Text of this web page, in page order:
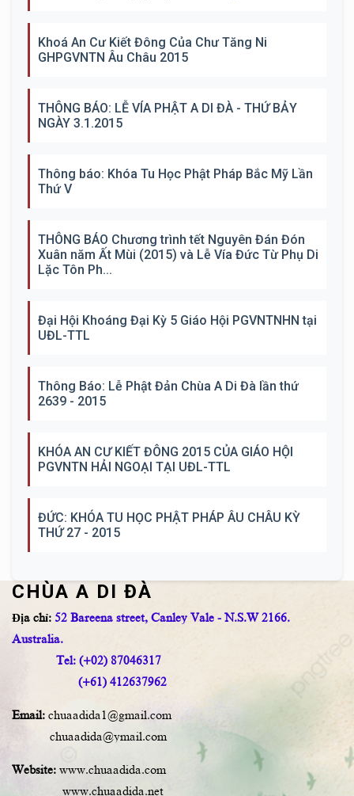
Khoá An Cư Kiết Đông Của Chư Tăng Ni
GHPGVNTN Âu Châu 2015
THÔNG BÁO: LỄ VÍA PHẬT A DI ĐÀ - THỨ BẢY
NGÀY 3.1.2015
Thông báo: Khóa Tu Học Phật Pháp Bắc Mỹ Lần
Thứ V
THÔNG BÁO Chương trình tết Nguyên Đán Đón
Xuân năm Ất Mùi (2015) và Lễ Vía Đức Từ Phụ Di
Lặc Tôn Ph...
Đại Hội Khoáng Đại Kỳ 5 Giáo Hội PGVNTNHN tại
UĐL-TTL
Thông Báo: Lễ Phật Đản Chùa A Di Đà lần thứ
2639 - 2015
KHÓA AN CƯ KIẾT ĐÔNG 2015 CỦA GIÁO HỘI
PGVNTN HẢI NGOẠI TẠI UĐL-TTL
ĐỨC: KHÓA TU HỌC PHẬT PHÁP ÂU CHÂU KỲ
THỨ 27 - 2015
CHÙA A DI ĐÀ
Địa chỉ: 52 Bareena street, Canley Vale - N.S.W 2166.
Australia.
Tel: (+02) 87046317
(+61) 412637962
Email: chuaadida1@gmail.com
chuaadida@ymail.com
Website: www.chuaadida.com
www.chuaadida.net